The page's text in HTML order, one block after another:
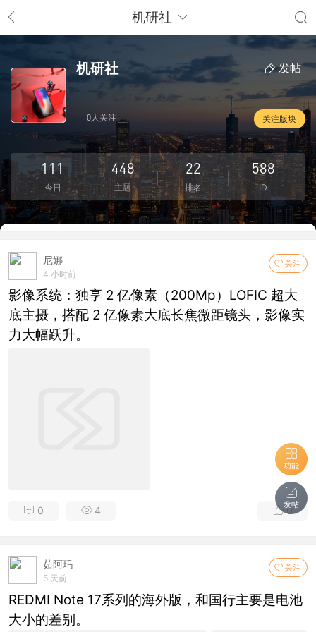
机研社
机研社 发帖
0人关注 关注版块
111
今日
448
主题
22
排名
588
ID
关注
尼娜
4 小时前
影像系统：独享 2 亿像素（200Mp）LOFIC 超大
底主摄，搭配 2 亿像素大底长焦微距镜头，影像实
力大幅跃升。
0 4 0
关注
茹阿玛
5 天前
REDMI Note 17系列的海外版，和国行主要是电池
大小的差别。
功能
发帖